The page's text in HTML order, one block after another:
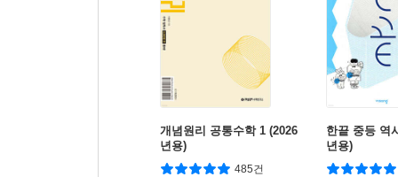
개념원리 공통수학 1 (2026
년용)
485건
한끝 중등 역
년용)